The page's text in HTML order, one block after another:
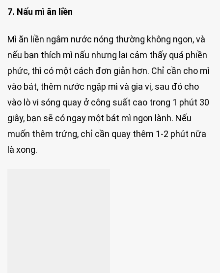
7. Nấu mì ăn liền
Mì ăn liền ngâm nước nóng thường không ngon, và
nếu bạn thích mì nấu nhưng lại cảm thấy quá phiền
phức, thì có một cách đơn giản hơn. Chỉ cần cho mì
vào bát, thêm nước ngập mì và gia vị, sau đó cho
vào lò vi sóng quay ở công suất cao trong 1 phút 30
giây, bạn sẽ có ngay một bát mì ngon lành. Nếu
muốn thêm trứng, chỉ cần quay thêm 1-2 phút nữa
là xong.